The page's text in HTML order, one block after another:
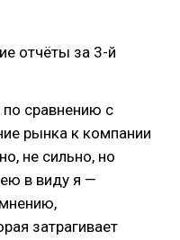
отчёты за 3-й
сравнению с
рынка к компании
не сильно, но
в виду я —
затрагивает